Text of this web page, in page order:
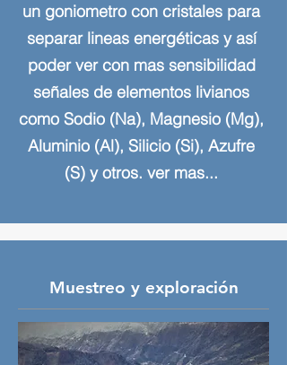
un goniometro con cristales para
separar lineas energéticas y así
poder ver con mas sensibilidad
señales de elementos livianos
como Sodio (Na), Magnesio (Mg),
Aluminio (Al), Silicio (Si), Azufre
(S) y otros. ver mas...
Muestreo y exploración